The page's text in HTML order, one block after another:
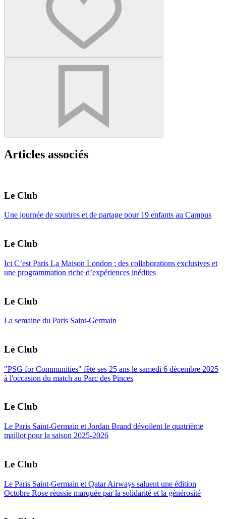
Articles associés
Le Club
Une journée de sourires et de partage pour 19 enfants au Campus
Le Club
Ici C’est Paris La Maison London : des collaborations exclusives et
une programmation riche d’expériences inédites
Le Club
La semaine du Paris Saint-Germain
Le Club
"PSG for Communities" fête ses 25 ans le samedi 6 décembre 2025
à l'occasion du match au Parc des Pinces
Le Club
Le Paris Saint-Germain et Jordan Brand dévoilent le quatrième
maillot pour la saison 2025-2026
Le Club
Le Paris Saint-Germain et Qatar Airways saluent une édition
Octobre Rose réussie marquée par la solidarité et la générosité